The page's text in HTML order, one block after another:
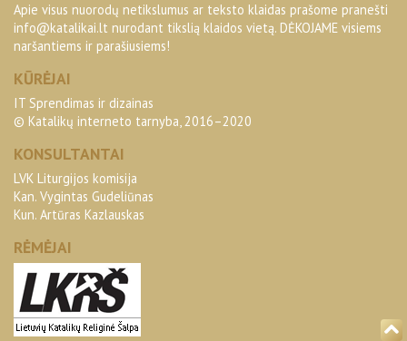
Apie visus nuorodų netikslumus ar teksto klaidas prašome pranešti
info@katalikai.lt nurodant tikslią klaidos vietą. DĖKOJAME visiems
naršantiems ir parašiusiems!
KŪRĖJAI
IT Sprendimas ir dizainas
© Katalikų interneto tarnyba, 2016–2020
KONSULTANTAI
LVK Liturgijos komisija
Kan. Vygintas Gudeliūnas
Kun. Artūras Kazlauskas
RĖMĖJAI